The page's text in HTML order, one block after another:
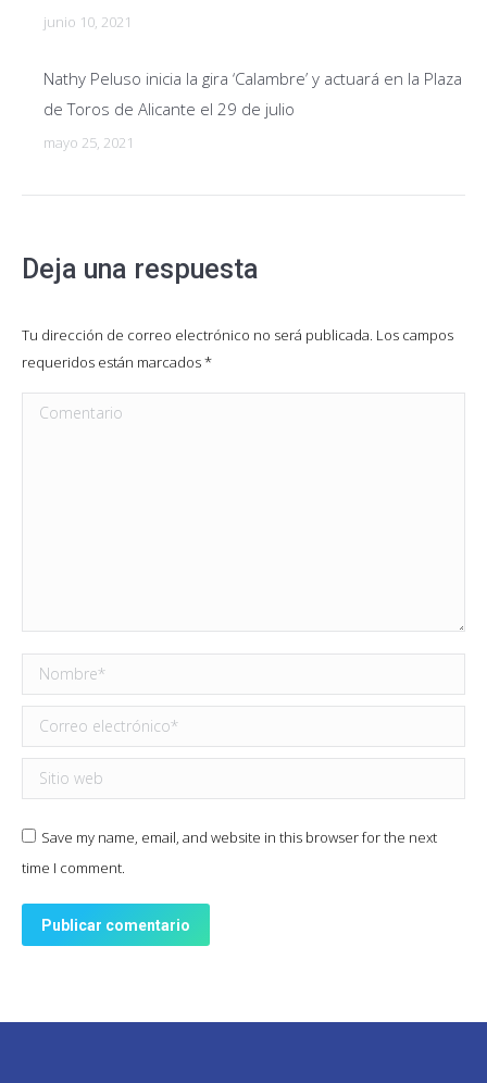
junio 10, 2021
Nathy Peluso inicia la gira ‘Calambre’ y actuará en la Plaza
de Toros de Alicante el 29 de julio
mayo 25, 2021
Deja una respuesta
Tu dirección de correo electrónico no será publicada. Los campos
requeridos están marcados*
Comentario
Nombre *
Correo electrónico *
Sitio web
Save my name, email, and website in this browser for the next
time I comment.
Publicar comentario